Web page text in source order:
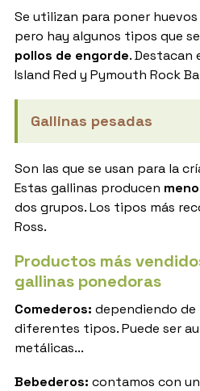
Se utilizan para poner
pero hay algunos tipos que
pollos de engorde. Destacan
Island Red y Pymouth Rock
Gallinas pesadas
Son las que se usan para la
Estas gallinas producen
dos grupos. Los tipos más
Ross.
Productos más
gallinas ponedoras
Comederos: dependiendo
diferentes tipos. Puede ser
metálicas...
Bebederos: contamos con